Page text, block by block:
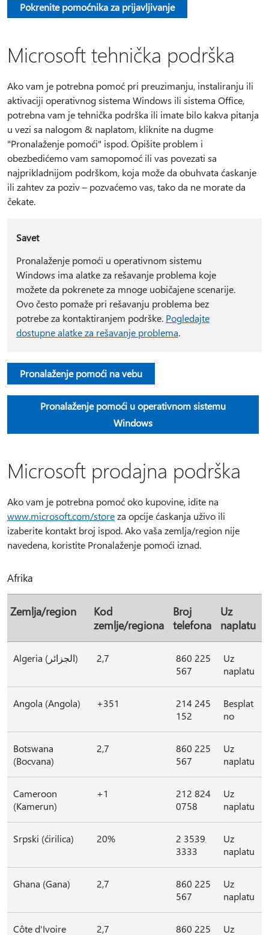
Pokrenite pomoćnika za prijavljivanje
Microsoft tehnička podrška
Ako vam je potrebna pomoć pri preuzimanju, instaliranju ili
aktivaciji operativnog sistema Windows ili sistema Office,
potrebna vam je tehnička podrška ili imate bilo kakva pitanja
u vezi sa nalogom & naplatom, kliknite na dugme
"Pronalaženje pomoći" ispod. Opišite problem i
obezbedićemo vam samopomoć ili vas povezati sa
najprikladnijom podrškom, koja može da obuhvata ćaskanje
ili zahtev za poziv – pozvaćemo vas, tako da ne morate da
čekate.
Savet
Pronalaženje pomoći u operativnom sistemu
Windows ima alatke za rešavanje problema koje
možete da pokrenete za mnoge uobičajene scenarije.
Ovo često pomaže pri rešavanju problema bez
potrebe za kontaktiranjem podrške. Pogledajte
dostupne alatke za rešavanje problema.
Pronalaženje pomoći na vebu
Pronalaženje pomoći u operativnom sistemu
Windows
Microsoft prodajna podrška
Ako vam je potrebna pomoć oko kupovine, idite na
www.microsoft.com/storeza opcije ćaskanja uživo ili
izaberite kontakt broj ispod. Ako vaša zemlja/region nije
navedena, koristite Pronalaženje pomoći iznad.
Afrika
Zemlja/region
Kod
zemlje/regiona
Broj
telefona
Uz
naplatu
Algeria (الجزائر) 2,7
860 225
567
Uz
naplatu
Angola (Angola) +351
214 245
152
Besplat
no
Botswana
(Bocvana)
2,7
860 225
567
Uz
naplatu
Cameroon
(Kamerun)
+1
212 824
0758
Uz
naplatu
Srpski (ćirilica) 20%
2 3539
3333
Uz
naplatu
Ghana (Gana) 2,7
860 225
567
Uz
naplatu
Côte d'Ivoire 2,7
860 225
Uz